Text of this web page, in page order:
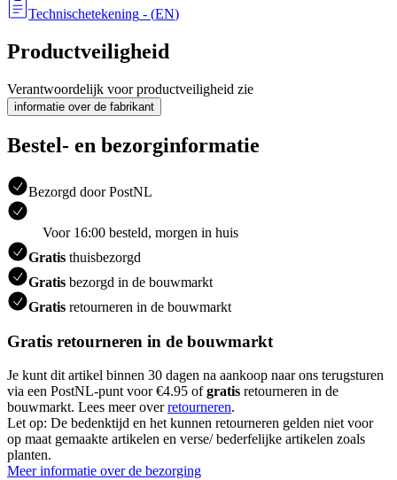
Technischetekening - (EN)
Productveiligheid
Verantwoordelijk voor productveiligheid zie
informatie over de fabrikant
Bestel- en bezorginformatie
Bezorgd door PostNL
Voor 16:00 besteld, morgen in huis
Gratis thuisbezorgd
Gratis bezorgd in de bouwmarkt
Gratis retourneren in de bouwmarkt
Gratis retourneren in de bouwmarkt
Je kunt dit artikel binnen 30 dagen na aankoop naar ons terugsturen
via een PostNL-punt voor €4.95 ofgratis retourneren in de
bouwmarkt. Lees meer overretourneren.
Let op: De bedenktijd en het kunnen retourneren gelden niet voor
op maat gemaakte artikelen en verse/ bederfelijke artikelen zoals
planten.
Meer informatie over de bezorging